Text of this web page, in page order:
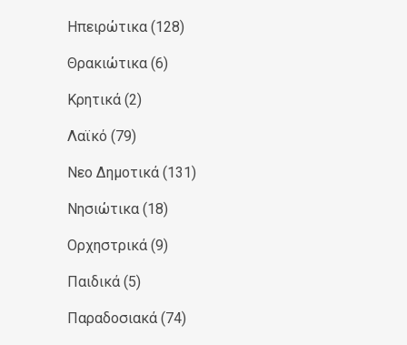
Ηπειρώτικα (128)
Θρακιώτικα (6)
Κρητικά (2)
Λαϊκό (79)
Νεο Δημοτικά (131)
Νησιώτικα (18)
Ορχηστρικά (9)
Παιδικά (5)
Παραδοσιακά (74)